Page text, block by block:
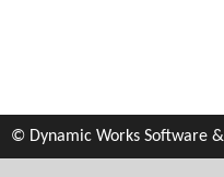
© Dynamic Works Software